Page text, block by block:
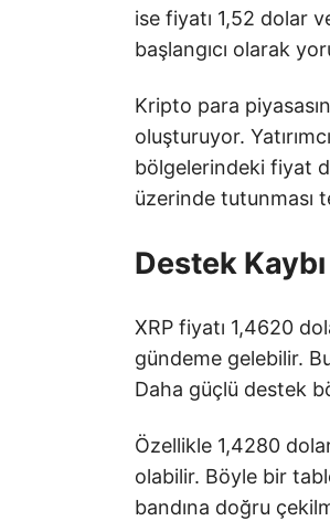
ise fiyatı 1,52 dolar
başlangıcı olarak
Kripto para
oluşturuyor.
bölgelerindeki fiyat
üzerinde tutunması
Destek
XRP fiyatı 1,4620
gündeme gelebilir.
Daha güçlü destek
Özellikle 1,4280
olabilir. Böyle bir
bandına doğru